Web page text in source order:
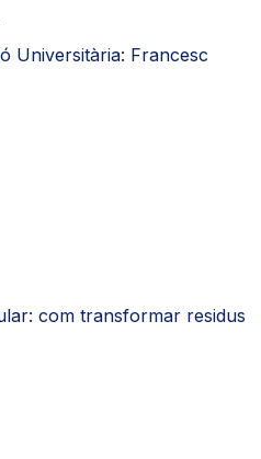
Universitària: Francesc
com transformar residus